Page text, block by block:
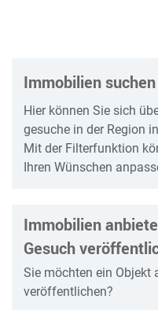
Immobilien
Hier können Sie sich
gesuche in der Region
Mit der Filterfunktion
Ihren Wünschen
Immobilien
Gesuch
Sie möchten ein Objekt
veröffentlichen?